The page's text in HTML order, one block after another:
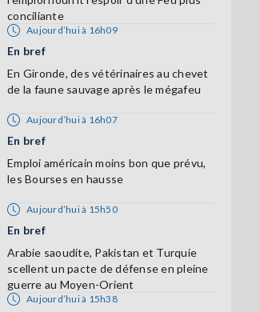
conciliante
Aujourd’hui à 16h09
En bref
En Gironde, des vétérinaires au chevet
de la faune sauvage après le mégafeu
Aujourd’hui à 16h07
En bref
Emploi américain moins bon que prévu,
les Bourses en hausse
Aujourd’hui à 15h50
En bref
Arabie saoudite, Pakistan et Turquie
scellent un pacte de défense en pleine
guerre au Moyen-Orient
Aujourd’hui à 15h38